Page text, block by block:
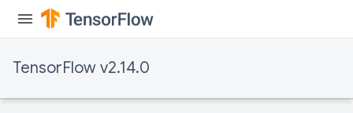
TensorFlow v2.14.0